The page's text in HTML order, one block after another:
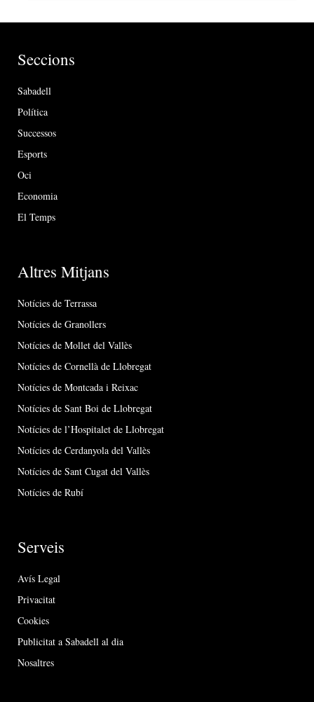
Seccions
Sabadell
Política
Successos
Esports
Oci
Economia
El Temps
Altres Mitjans
Notícies de Terrassa
Notícies de Granollers
Notícies de Mollet del Vallès
Notícies de Cornellà de Llobregat
Notícies de Montcada i Reixac
Notícies de Sant Boi de Llobregat
Notícies de l’Hospitalet de Llobregat
Notícies de Cerdanyola del Vallès
Notícies de Sant Cugat del Vallès
Notícies de Rubí
Serveis
Avís Legal
Privacitat
Cookies
Publicitat a Sabadell al dia
Nosaltres